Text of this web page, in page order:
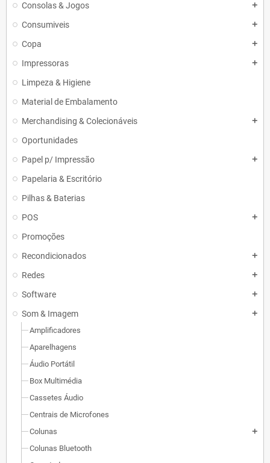
Consolas & Jogos add
Consumiveis add
Copa add
Impressoras add
Limpeza & Higiene
Material de Embalamento
Merchandising & Colecionáveis
add
Oportunidades
Papel p/ Impressão
add
Papelaria & Escritório
Pilhas & Baterias
POS
add
Promoções
Recondicionados
add
Redes add
Software add
Som & Imagem add
Amplificadores
Aparelhagens
Áudio Portátil
Box Multimédia
Cassetes Áudio
Centrais de Microfones
Colunas
add
Colunas Bluetooth